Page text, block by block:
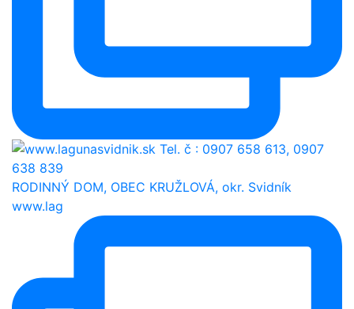
RODINNÝ DOM, OBEC KRUŽLOVÁ, okr. Svidník
www.lag